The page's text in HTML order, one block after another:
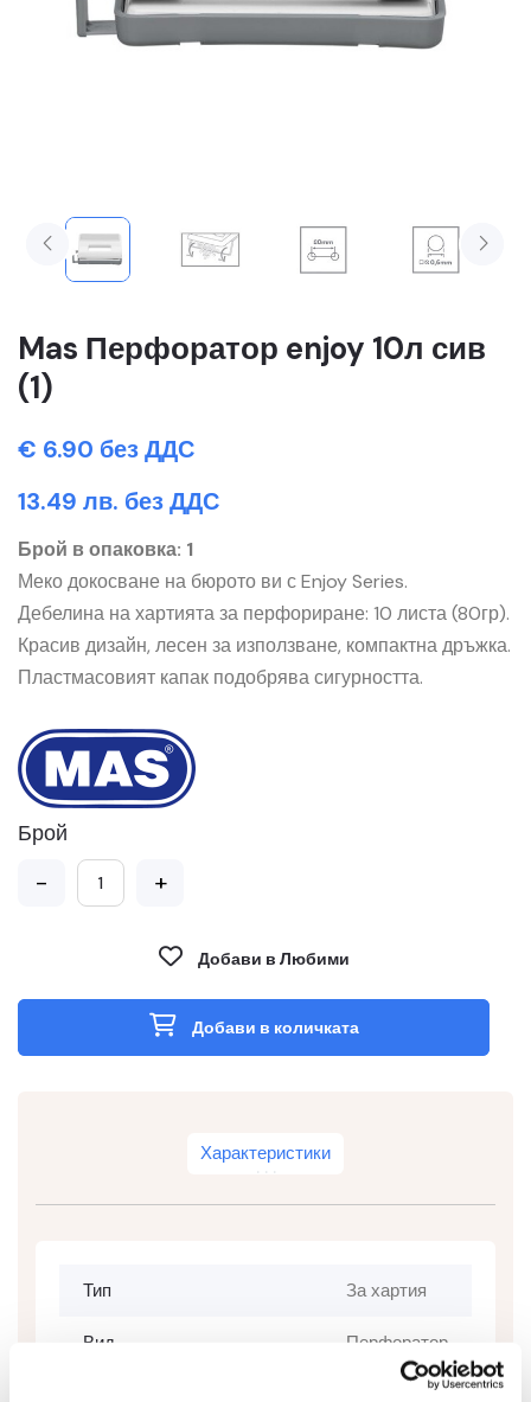
Mas Перфоратор enjoy 10л сив
(1)
€ 6.90 без ДДС
13.49 лв. без ДДС
Брой в опаковка: 1
Меко докосване на бюрото ви с Enjoy Series.
Дебелина на хартията за перфориране: 10 листа (80гр).
Красив дизайн, лесен за използване, компактна дръжка.
Пластмасовият капак подобрява сигурността.
Брой
- +
Добави в Любими
Добави в количката
Характеристики
Тип За хартия
Вид Перфоратор